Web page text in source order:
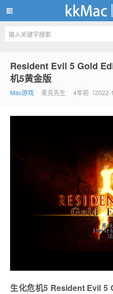
Resident Evil 5 Gold
机5黄金版
Mac游戏 麦克先生 4年前（2022-
生化危机5 Resident Evil 5